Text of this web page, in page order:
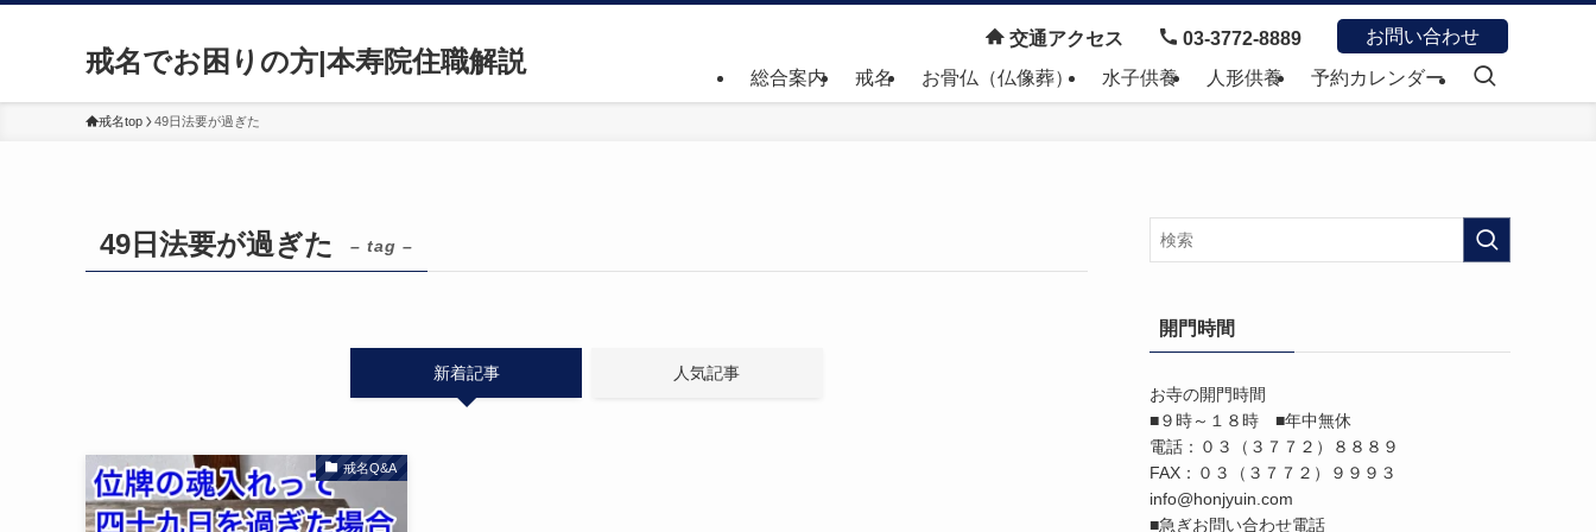
戒名でお困りの方|本寿院住職解説
交通アクセス 03-3772-8889 お問い合わせ
総合案内 戒名 お骨仏（仏像葬） 水子供養 人形供養 予約カレンダー
戒名top 49日法要が過ぎた
49日法要が過ぎた – tag –
新着記事 人気記事
戒名Q&A
開門時間
お寺の開門時間
■９時～１８時 ■年中無休
電話：０３（３７７２）８８８９
FAX：０３（３７７２）９９９３
info@honjyuin.com
■急ぎお問い合わせ電話